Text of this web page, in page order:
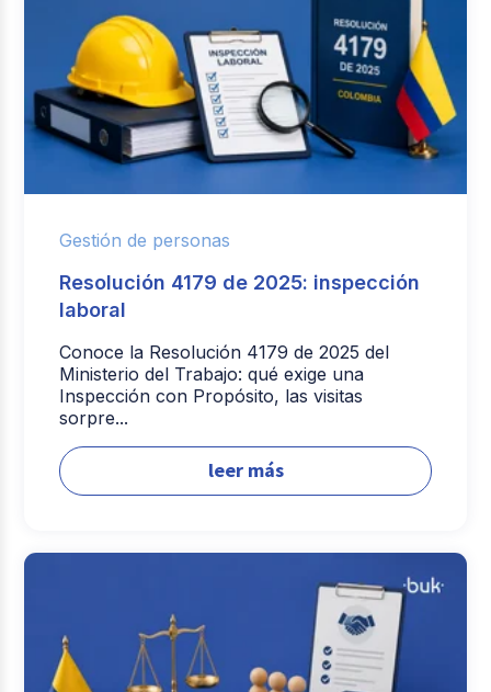
Gestión de personas
Resolución 4179 de 2025: inspección
laboral
Conoce la Resolución 4179 de 2025 del
Ministerio del Trabajo: qué exige una
Inspección con Propósito, las visitas
sorpre...
leer más